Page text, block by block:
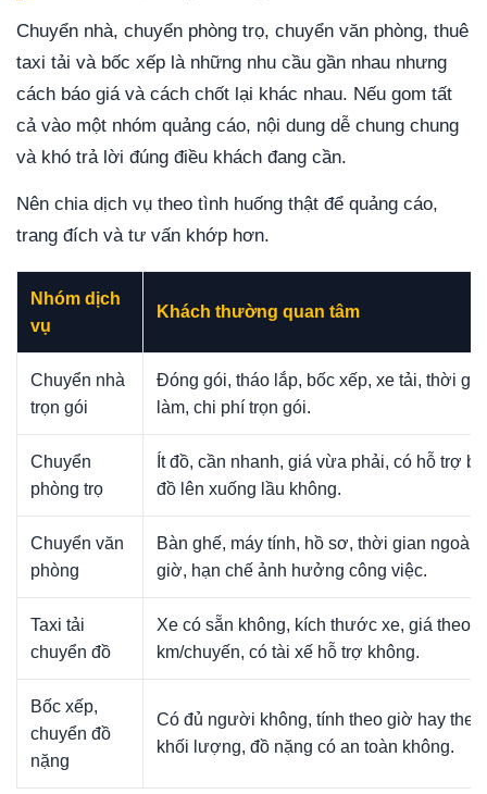
Chuyển nhà, chuyển phòng trọ, chuyển văn phòng, thuê
taxi tải và bốc xếp là những nhu cầu gần nhau nhưng
cách báo giá và cách chốt lại khác nhau. Nếu gom tất
cả vào một nhóm quảng cáo, nội dung dễ chung chung
và khó trả lời đúng điều khách đang cần.
Nên chia dịch vụ theo tình huống thật để quảng cáo,
trang đích và tư vấn khớp hơn.
Nhóm dịch
vụ
Khách thường quan tâm
Chuyển nhà
trọn gói
Đóng gói, tháo lắp, bốc xếp, xe tải, thời
làm, chi phí trọn gói.
Chuyển
phòng trọ
Ít đồ, cần nhanh, giá vừa phải, có hỗ trợ
đồ lên xuống lầu không.
Chuyển văn
phòng
Bàn ghế, máy tính, hồ sơ, thời gian ngoài
giờ, hạn chế ảnh hưởng công việc.
Taxi tải
chuyển đồ
Xe có sẵn không, kích thước xe, giá theo
km/chuyến, có tài xế hỗ trợ không.
Bốc xếp,
chuyển đồ
nặng
Có đủ người không, tính theo giờ hay theo
khối lượng, đồ nặng có an toàn không.